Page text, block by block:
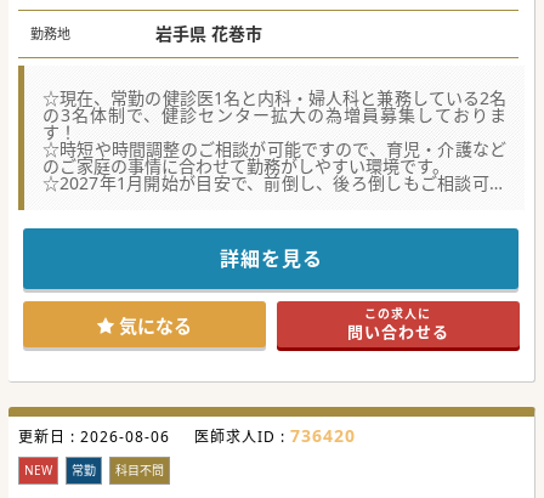
勤務地 岩手県 花巻市
☆現在、常勤の健診医1名と内科・婦人科と兼務している2名
の3名体制で、健診センター拡大の為増員募集しておりま
す！
☆時短や時間調整のご相談が可能ですので、育児・介護など
のご家庭の事情に合わせて勤務がしやすい環境です。
☆2027年1月開始が目安で、前倒し、後ろ倒しもご相談可能
です。
☆★コンサルタントからのメッセージ☆★
地域医療の中核を担う病院で、地域住民の健康を守る重要な
役割を果たしています。
派閥がなく、風通しの良い職場で、年齢や経験に関わらず意
見を出し合える雰囲気があり、
かつ医師一人一人に個室が完備され、プライバシーに配慮さ
れた快適な執務環境が整っています。
託児所が完備されており、子育て中の医師も安心して勤務で
詳細を見る
気になる この求人に
問い合わせる
更新日 : 2026-08-06 医師求人ID : 736420
NEW 常勤 科目不問